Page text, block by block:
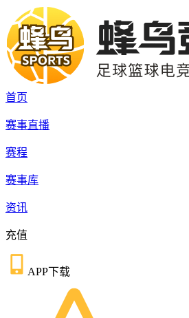
首页
赛事直播
赛程
赛事库
资讯
充值
APP下载